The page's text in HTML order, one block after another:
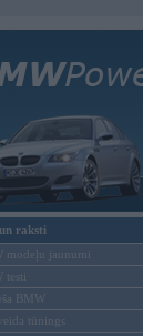
raksti
modeļu jaunumi
testi
BMW
tūnings